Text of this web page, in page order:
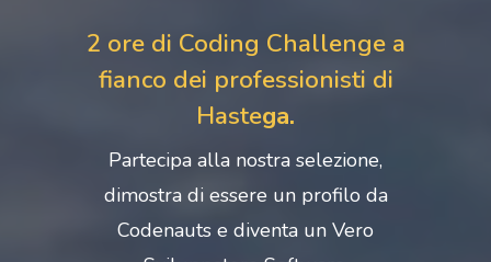
2 ore di Coding Challenge a
fianco dei professionisti di
Hastega.
Partecipa alla nostra selezione,
dimostra di essere un profilo da
Codenauts e diventa un Vero